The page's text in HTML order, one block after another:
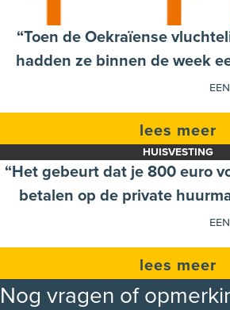
“Toen de Oekraïense
hadden ze binnen de week
gekregen. Ik wil daarmee
moeten wij wachten voor we
woning vinden? En die krijgen
tijd!”
lees meer
HUISVESTING
“Het gebeurt dat je 800 euro
betalen op de private
schandalig?” vrouw,
lees meer
Nog vragen of